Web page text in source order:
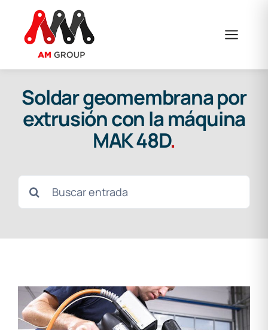
contenido
Soldar geomembrana por
extrusión con la máquina
MAK 48D.
Buscar: